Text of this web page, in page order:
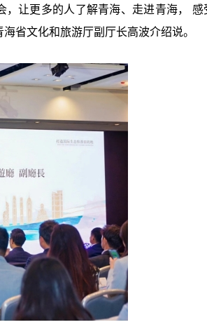
让更多的人了解青海、走进青海， 感
省文化和旅游厅副厅长高波介绍说。